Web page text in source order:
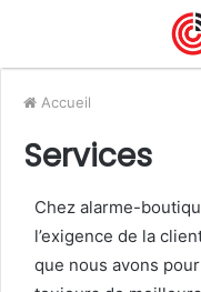
Accueil
Services
Chez alarme-
l’exigence de la
que nous avons